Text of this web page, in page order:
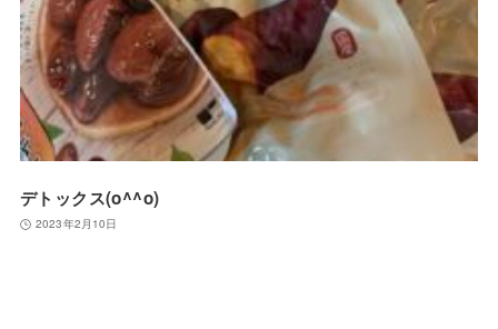
デトックス(o^^o)
2023年2月10日